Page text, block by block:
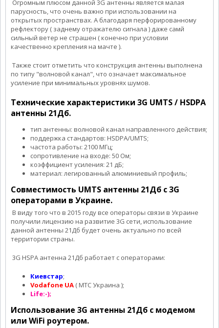
Огромным плюсом данной 3G антенны является малая
парусность, что очень важно при использовании на
открытых пространствах. А благодаря перфорированному
рефлектору ( заднему отражателю сигнала ) даже самй
сильный ветер не страшен ( конечно при условии
качественно крепления на мачте ).
Также стоит отметить что конструкция антенны выполнена
по типу "волновой канал", что означает максимальное
усиление при минимальных уровнях шумов.
Технические характеристики 3G UMTS / HSDPA
антенны 21Дб.
тип антенны: волновой канал направленного действия;
поддержка стандартов: HSDPA/UMTS;
частота работы: 2100 МГц;
сопротивление на входе: 50 Ом;
коэффициент усиления: 21 дБ;
материал: легированный алюминиевый профиль;
Совместимость UMTS антенны 21Дб с 3G
операторами в Украине.
В виду того что в 2015 году все операторы связи в Украине
получили лицензию на развитие 3G сети, использование
данной антенны 21Дб будет очень актуально по всей
территории страны.
3G HSPA антенна 21Дб работает с операторами:
Киевстар;
Vodafone UA ( МТС Украина );
Life:-);
Использование 3G антенны 21Дб с модемом
или WiFi роутером.